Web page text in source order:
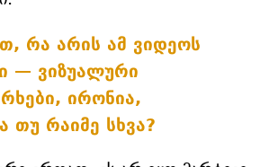
რა არის ამ ვიდეოს
— ვიზუალური
ირონია,
თუ რაიმე სხვა?